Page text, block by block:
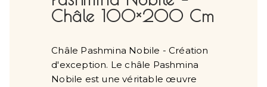
Châle 100×200 Cm
Châle Pashmina Nobile - Création
d'exception. Le châle Pashmina
Nobile est une véritable œuvre